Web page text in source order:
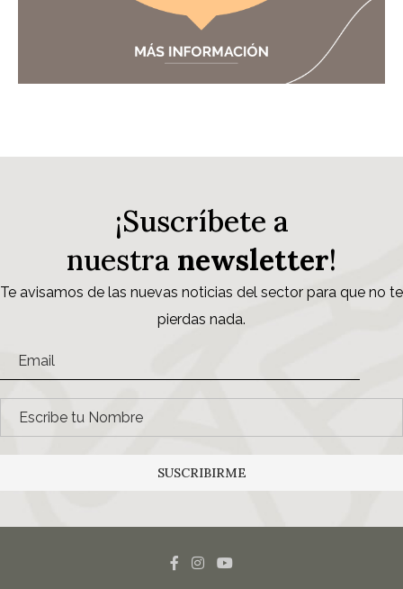
¡Suscríbete a
nuestra newsletter!
Te avisamos de las nuevas noticias del sector para que no te
pierdas nada.
SUSCRIBIRME